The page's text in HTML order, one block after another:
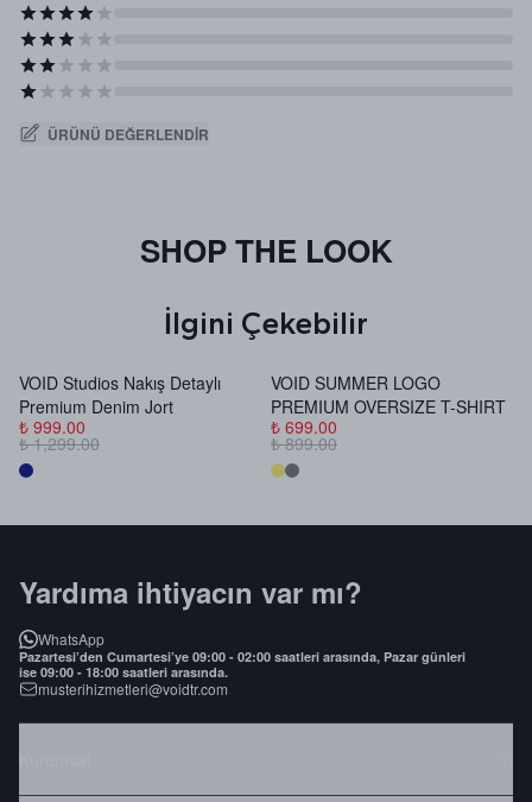
ÜRÜNÜ DEĞERLENDIR
SHOP THE LOOK
İlgini Çekebilir
VOID Studios Nakış Detaylı
Premium Denim Jort
₺ 999.00
₺ 1,299.00
VOID SUMMER LOGO
PREMIUM OVERSIZE T-SHIRT
₺ 699.00
₺ 899.00
Yardıma ihtiyacın var mı?
WhatsApp
Pazartesi’den Cumartesi’ye 09:00 - 02:00 saatleri arasında, Pazar günleri
ise 09:00 - 18:00 saatleri arasında.
musterihizmetleri@voidtr.com